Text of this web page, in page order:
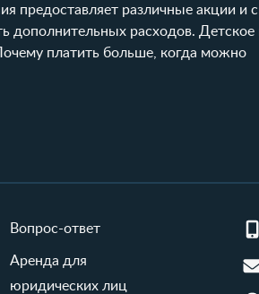
предоставляет различные акции и
дополнительных расходов. Детское
платить больше, когда можно
Вопрос-ответ
Аренда для
юридических лиц